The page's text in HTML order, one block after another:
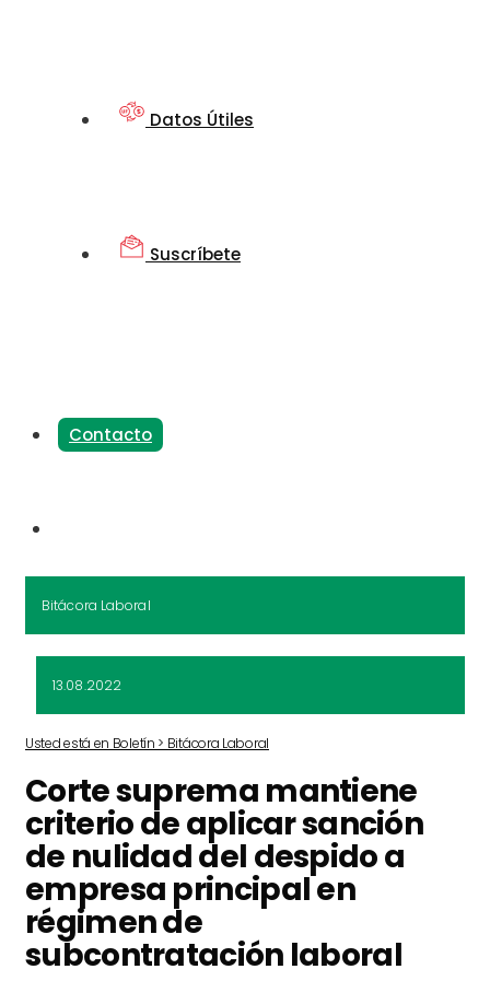
Datos Útiles
Suscríbete
Contacto
Bitácora Laboral
13.08.2022
Usted está en Boletín > Bitácora Laboral
Corte suprema mantiene
criterio de aplicar sanción
de nulidad del despido a
empresa principal en
régimen de
subcontratación laboral